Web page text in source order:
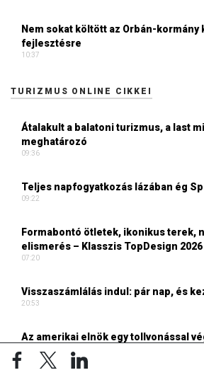
Nem sokat költött az Orbán-kormány
fejlesztésre
10:37
TURIZMUS ONLINE CIKKEI
Átalakult a balatoni turizmus, a last
meghatározó
09:36
Teljes napfogyatkozás lázában ég
09:22
Formabontó ötletek, ikonikus terek,
elismerés – Klasszis TopDesign 2026
07:20
Visszaszámlálás indul: pár nap, és
20:53
Az amerikai elnök egy tollvonással
születési turizmusnak